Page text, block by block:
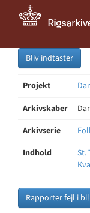
Bliv indtaster
Projekt
Arkivskaber
Arkivserie
Indhold
St.
Rapporter fejl i